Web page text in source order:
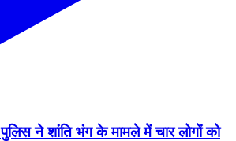
पुलिस ने शांति भंग के मामले में चार लोगों को